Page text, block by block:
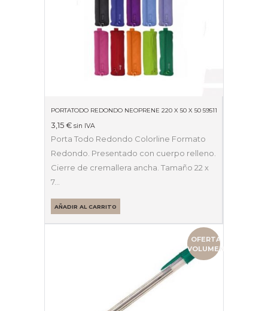
PORTATODO REDONDO NEOPRENE 220 X 50 X 50 59511
3,15 € sin IVA
Porta Todo Redondo Colorline Formato
Redondo. Presentado con cuerpo relleno.
Cierre de cremallera ancha. Tamaño 22 x
7…
AÑADIR AL CARRITO
OFERTA
VOLUMEN